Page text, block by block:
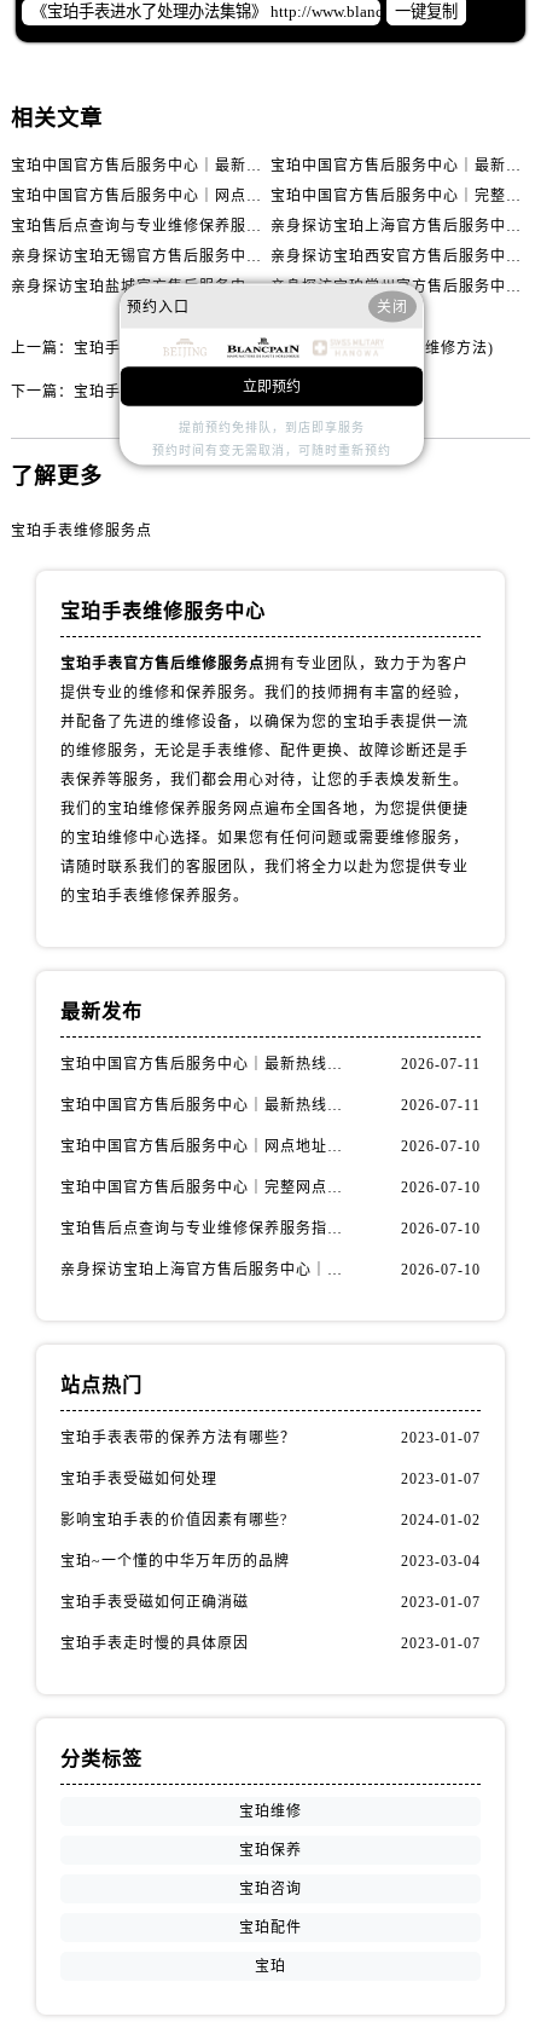
内蒙古自治区鄂尔多斯市东胜区伊金霍洛街宝珀售后服务中心（需提前预约）
内蒙古自治区兴安盟市乌兰浩特市兴安大街宝珀售后服务中心（需提前预约）
山西省大同市平城区迎宾街宝珀售后服务中心（需提前预约）
山西省晋中市榆次区顺城街宝珀售后服务中心（需提前预约）
江苏省泰州市海陵区永定东路399号置地商务中心东塔（华润万象城）17层1706室宝珀售后服务中心（需提前预约）
江苏省徐州市鼓楼区淮海东路29号苏宁广场IFC国际金融中心35层3508室宝珀售后服务中心（需提前预约）
江苏省盐城市盐都区世纪大道5号盐城金融城写字楼1号楼16层1604室宝珀售后服务中心（需提前预约）
一键复制
相关文章
宝珀中国官方售后服务中心｜最新热线电话与地址权威信息通知（2026年7月最新）
宝珀中国官方售后服务中心｜最新热线和全部维修地址权威信息通知（2026年7月最新）
宝珀中国官方售后服务中心｜网点地址与24小时热线权威信息通知（2026年7月最新）
宝珀中国官方售后服务中心｜完整网点地址与热线权威信息通知（2026年7月最新）
宝珀售后点查询与专业维修保养服务指南权威公示（2026年7月最新）
亲身探访宝珀上海官方售后服务中心｜网点地址及售后热线（2026年7月最新）
亲身探访宝珀无锡官方售后服务中心｜全部网点地址电话（2026年7月最新）
亲身探访宝珀西安官方售后服务中心｜官方电话及服务网点地址（2026年7月最新）
亲身探访宝珀盐城官方售后服务中心｜地址与联系电话（2026年7月最新）
亲身探访宝珀常州官方售后服务中心｜完整地址与联系电话（2026年7月最新）
上一篇： 宝珀手表表把断裂解决办法(宝珀手表表把断裂故障维修方法)
下一篇： 宝珀手表表盘有划痕处理技巧盘点
了解更多
宝珀手表维修服务点
宝珀手表维修服务中心
宝珀手表官方售后维修服务点拥有专业团队，致力于为客户
提供专业的维修和保养服务。我们的技师拥有丰富的经验，
并配备了先进的维修设备，以确保为您的宝珀手表提供一流
的维修服务，无论是手表维修、配件更换、故障诊断还是手
表保养等服务，我们都会用心对待，让您的手表焕发新生。
我们的宝珀维修保养服务网点遍布全国各地，为您提供便捷
的宝珀维修中心选择。如果您有任何问题或需要维修服务，
请随时联系我们的客服团队，我们将全力以赴为您提供专业
的宝珀手表维修保养服务。
最新发布
宝珀中国官方售后服务中心｜最新热线电话与地址权威信息通知（2026年7月最新） 2026-07-11
宝珀中国官方售后服务中心｜最新热线和全部维修地址权威信息通知（2026年7月最新） 2026-07-11
宝珀中国官方售后服务中心｜网点地址与24小时热线权威信息通知（2026年7月最新） 2026-07-10
宝珀中国官方售后服务中心｜完整网点地址与热线权威信息通知（2026年7月最新） 2026-07-10
宝珀售后点查询与专业维修保养服务指南权威公示（2026年7月最新） 2026-07-10
亲身探访宝珀上海官方售后服务中心｜网点地址及售后热线（2026年7月最新） 2026-07-10
站点热门
宝珀手表表带的保养方法有哪些？ 2023-01-07
宝珀手表受磁如何处理 2023-01-07
影响宝珀手表的价值因素有哪些? 2024-01-02
宝珀~一个懂的中华万年历的品牌 2023-03-04
宝珀手表受磁如何正确消磁 2023-01-07
宝珀手表走时慢的具体原因 2023-01-07
分类标签
宝珀维修
宝珀保养
宝珀咨询
宝珀配件
宝珀
预约入口 关闭
立即预约
提前预约免排队，到店即享服务
预约时间有变无需取消，可随时重新预约